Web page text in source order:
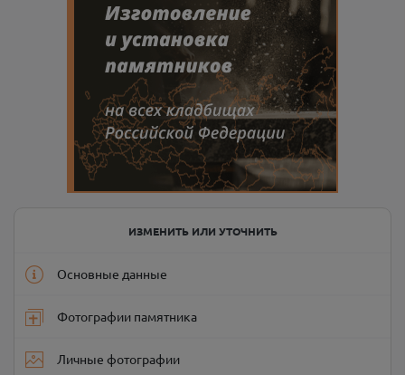
ИЗМЕНИТЬ ИЛИ УТОЧНИТЬ
Основные данные
Фотографии памятника
Личные фотографии